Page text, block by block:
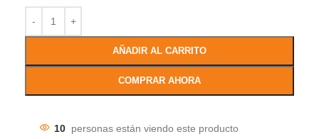
AÑADIR AL CARRITO
COMPRAR AHORA
10 personas están viendo este producto